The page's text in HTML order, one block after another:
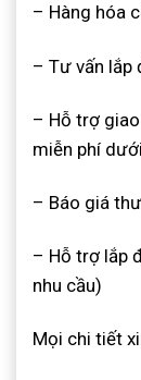
– Hàng hóa
– Tư vấn lắp
– Hỗ trợ
miễn phí
– Báo giá
– Hỗ trợ lắp
nhu cầu)
Mọi chi tiết